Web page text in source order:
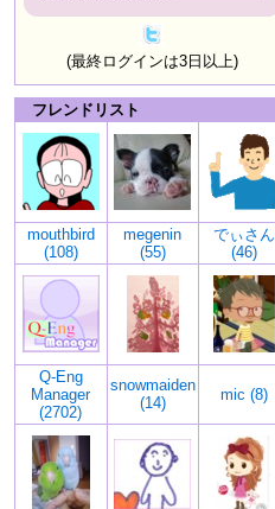
(最終ログインは3日以上)
フレンドリスト
mouthbird
(108)
megenin
(55)
でぃさん
(46)
Q-Eng
Manager
(2702)
snowmaiden
(14)
mic (8)